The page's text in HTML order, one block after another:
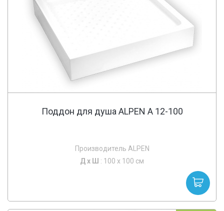
Поддон для душа ALPEN A 12-100
Производитель ALPEN
Д х Ш : 100 x 100 см